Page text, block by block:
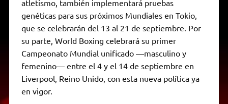
atletismo, también implementará pruebas
genéticas para sus próximos Mundiales en Tokio,
que se celebrarán del 13 al 21 de septiembre. Por
su parte, World Boxing celebrará su primer
Campeonato Mundial unificado —masculino y
femenino— entre el 4 y el 14 de septiembre en
Liverpool, Reino Unido, con esta nueva política ya
en vigor.